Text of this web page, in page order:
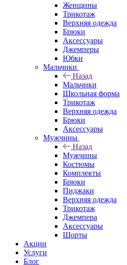
Женщины
Трикотаж
Верхняя одежда
Брюки
Аксессуары
Джемперы
Юбки
Мальчики
Назад
Мальчики
Школьная форма
Трикотаж
Верхняя одежда
Брюки
Аксессуары
Мужчины
Назад
Мужчины
Костюмы
Комплекты
Брюки
Пиджаки
Верхняя одежда
Трикотаж
Джемпера
Аксессуары
Шорты
Акции
Услуги
Блог